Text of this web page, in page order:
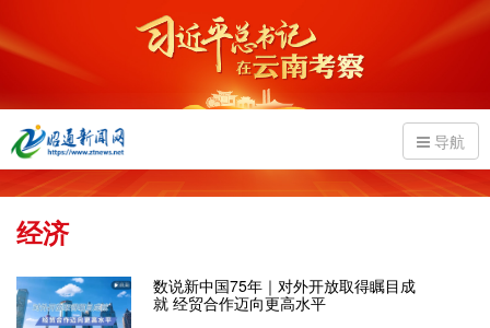
导航
经济
数说新中国75年｜对外开放取得瞩目成
就 经贸合作迈向更高水平